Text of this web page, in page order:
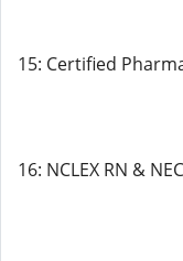
15: Certified
16: NCLEX RN &